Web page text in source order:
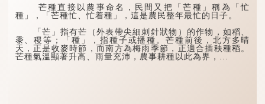
芒種直接以農事命名，民間又把「芒種」稱為「忙
種」，「芒種忙、忙着種」，這是農民整年最忙的日子。
「芒」指有芒（外表帶尖細刺針狀物）的作物，如稻、
黍、稷等；「種」，指種子或播種。芒種前後，北方多晴
天，正是收麥時節，而南方為梅雨季節，正適合插秧種稻。
芒種氣溫顯著升高、雨量充沛，農事耕種以此為界，...